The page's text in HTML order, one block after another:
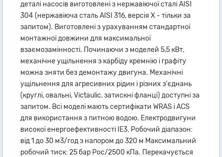
деталі насосів виготовлені з нержавіючої сталі AISI
304 (нержавіюча сталь AISI 316, версія X - тільки за
запитом). Виготовлені з урахуванням стандартної
монтажної довжини для максимальної
взаємозамінності. Починаючи з моделей 5,5 кВт,
механічне ущільнення з карбіду кремнію і графіту
можна зняти без демонтажу двигуна. Механічні
ущільнення для агресивних рідин і різних з'єднань
(круглі, овальні, Victaulic, затискні фланці) доступні за
запитом. Всі моделі мають сертифікати WRAS і ACS
для використання з питною водою. Електродвигуни
високої енергоефективності IE3. Робочий діапазон:
від 1 до 30 м3/год з напором до 320 м Максимальний
робочий тиск: 25 бар Рос/2500 кПа. Перекачується